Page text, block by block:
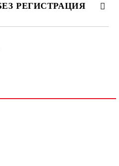
РЕГИСТРАЦИЯ
на работния ден.